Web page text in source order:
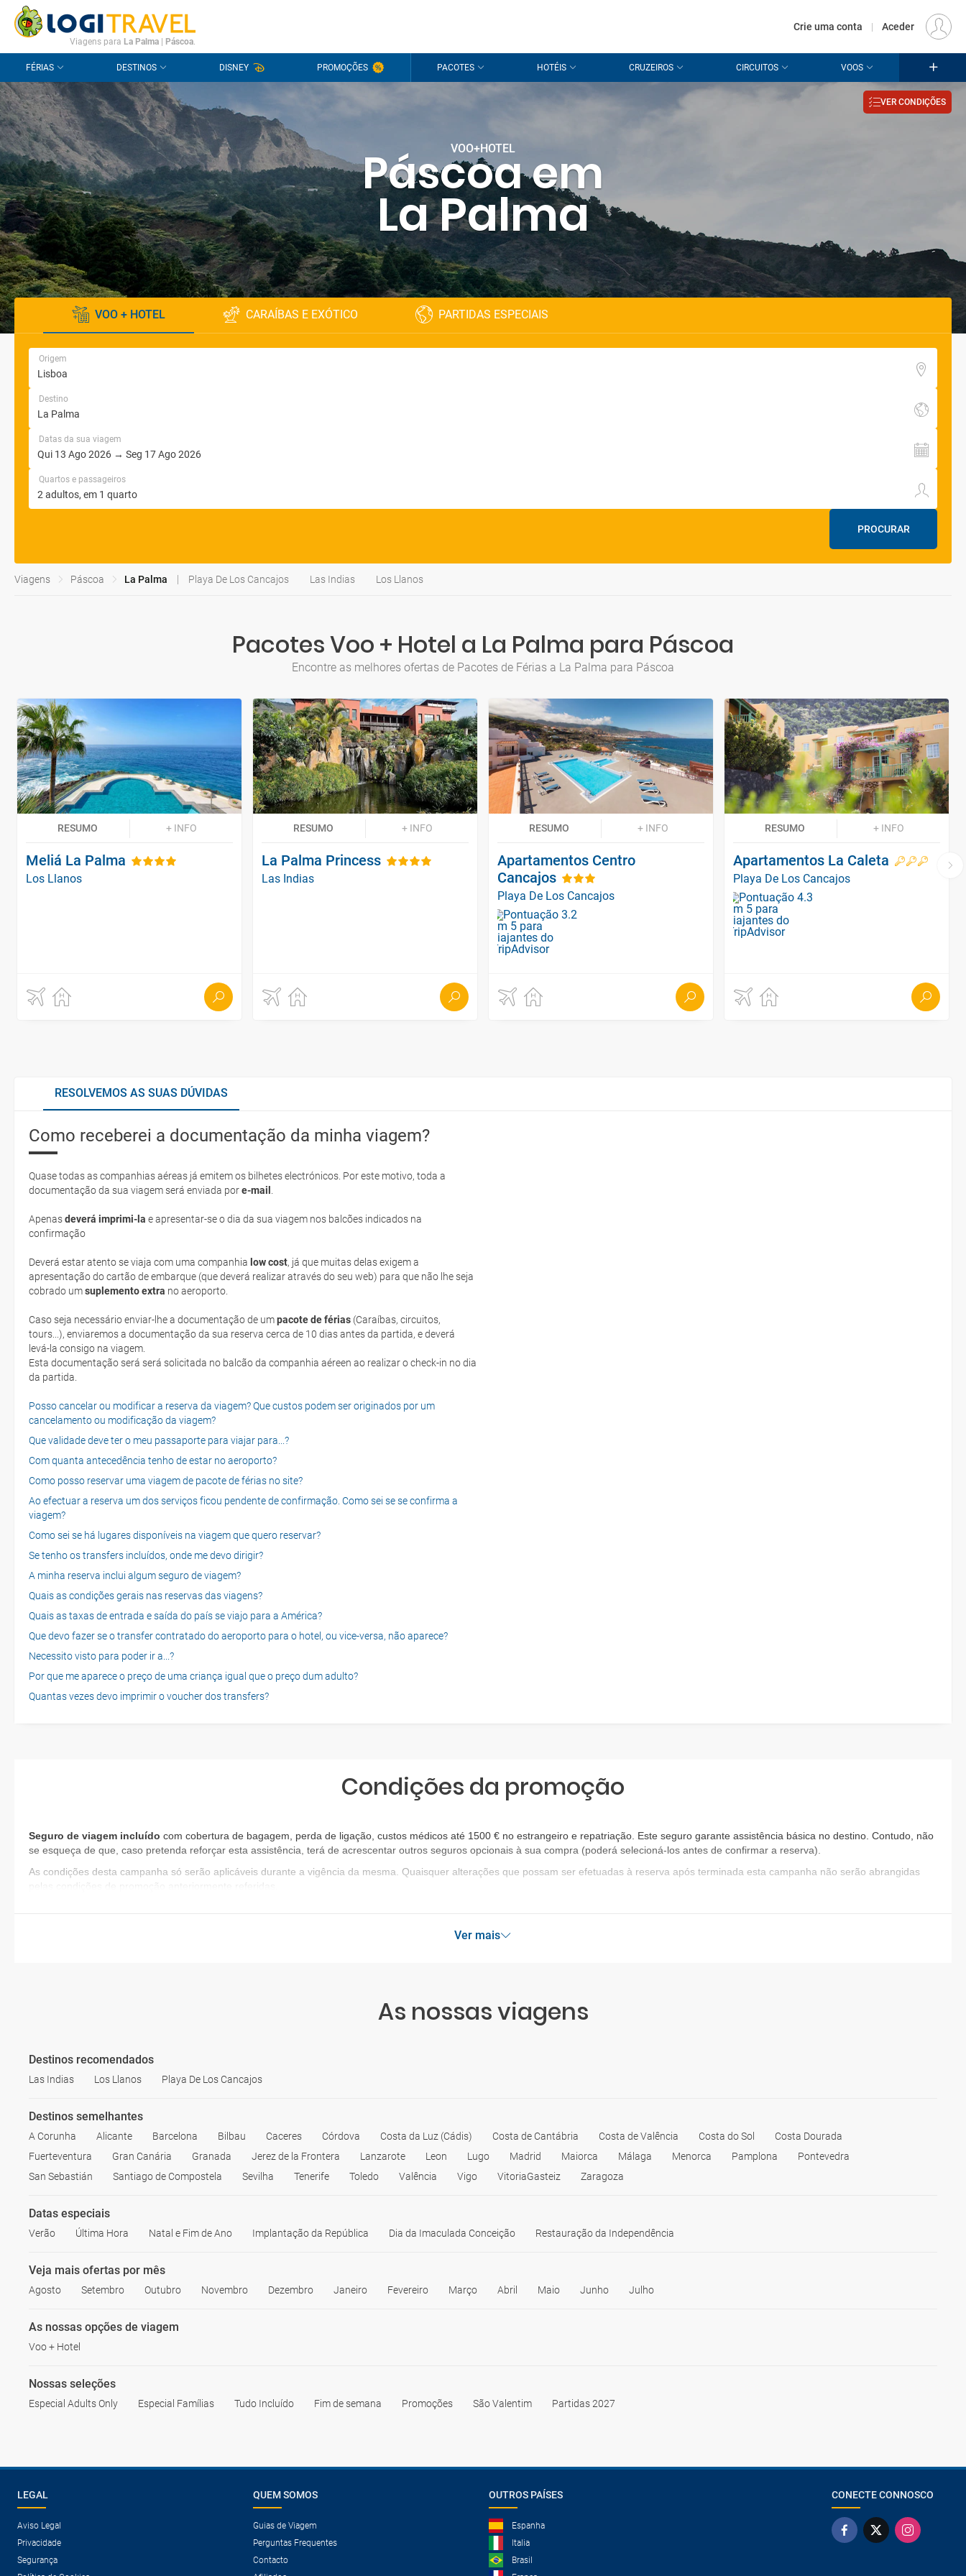
CONTACTO PERGUNTAS FREQUENTES EUR
Viagens para La Palma| Páscoa.
Crie uma conta | Aceder
FÉRIAS DESTINOS DISNEY PROMOÇÕES PACOTES HOTÉIS CRUZEIROS CIRCUITOS VOOS
VOO+HOTEL
Páscoa em
La Palma
VER CONDIÇÕES
VOO + HOTEL CARAÍBAS E EXÓTICO PARTIDAS ESPECIAIS
Origem
Destino
Datas da sua viagem
Quartos e passageiros
PROCURAR
Viagens Páscoa La Palma Playa De Los Cancajos Las Indias Los Llanos
Pacotes Voo + Hotel a La Palma para Páscoa
Encontre as melhores ofertas de Pacotes de Férias a La Palma para Páscoa
RESUMO + INFO
Meliá La Palma
Los Llanos
RESUMO + INFO
La Palma Princess
Las Indias
RESUMO + INFO
Apartamentos Centro
Cancajos
Playa De Los Cancajos
RESUMO + INFO
Apartamentos La Caleta
Playa De Los Cancajos
RESOLVEMOS AS SUAS DÚVIDAS
Como receberei a documentação da minha viagem?
Quase todas as companhias aéreas já emitem os bilhetes electrónicos. Por este motivo, toda a
documentação da sua viagem será enviada pore-mail
Apenasdeverá imprimi-la e apresentar-se o dia da sua viagem nos balcões indicados na
confirmação
Deverá estar atento se viaja com uma companhia low cost, já que muitas delas exigem a
apresentação do cartão de embarque (que deverá realizar através do seu web) para que não lhe seja
cobrado umsuplemento extra no aeroporto.
Caso seja necessário enviar-lhe a documentação de umpacote de férias (Caraíbas, circuitos,
tours...), enviaremos a documentação da sua reserva cerca de 10 dias antes da partida, e deverá
levá-la consigo na viagem.
Esta documentação será será solicitada no balcão da companhia aéreen ao realizar o check-in no dia
da partida.
Posso cancelar ou modificar a reserva da viagem? Que custos podem ser originados por um
cancelamento ou modificação da viagem?
Que validade deve ter o meu passaporte para viajar para...?
Com quanta antecedência tenho de estar no aeroporto?
Como posso reservar uma viagem de pacote de férias no site?
Ao efectuar a reserva um dos serviços ficou pendente de confirmação. Como sei se se confirma a
viagem?
Como sei se há lugares disponíveis na viagem que quero reservar?
Se tenho os transfers incluídos, onde me devo dirigir?
A minha reserva inclui algum seguro de viagem?
Quais as condições gerais nas reservas das viagens?
Quais as taxas de entrada e saída do país se viajo para a América?
Que devo fazer se o transfer contratado do aeroporto para o hotel, ou vice-versa, não aparece?
Necessito visto para poder ir a...?
Por que me aparece o preço de uma criança igual que o preço dum adulto?
Quantas vezes devo imprimir o voucher dos transfers?
Condições da promoção
Seguro de viagem incluído com cobertura de bagagem, perda de ligação, custos médicos até 1500 € no estrangeiro e repatriação. Este seguro garante assistência básica no destino. Contudo, não
se esqueça de que, caso pretenda reforçar esta assistência, terá de acrescentar outros seguros opcionais à sua compra (poderá selecioná-los antes de confirmar a reserva).
As condições desta campanha só serão aplicáveis durante a vigência da mesma. Quaisquer alterações que possam ser efetuadas à reserva após terminada esta campanha não serão abrangidas
pelas condições de promoção anteriormente referidas.
Ver mais
As nossas viagens
Destinos recomendados
Las Indias Los Llanos Playa De Los Cancajos
Destinos semelhantes
A Corunha Alicante Barcelona Bilbau Caceres Córdova Costa da Luz (Cádis) Costa de Cantábria Costa de Valência Costa do Sol
Costa Dourada
Fuerteventura
Gran Canária Granada Jerez de la Frontera Lanzarote Leon Lugo Madrid Maiorca Málaga Menorca Pamplona
Pontevedra
San Sebastián
Santiago de Compostela Sevilha Tenerife Toledo Valência Vigo VitoriaGasteiz Zaragoza
Datas especiais
Verão Última Hora Natal e Fim de Ano Implantação da República Dia da Imaculada Conceição Restauração da Independência
Veja mais ofertas por mês
Agosto Setembro Outubro Novembro Dezembro Janeiro Fevereiro Março Abril Maio Junho Julho
As nossas opções de viagem
Voo + Hotel
Nossas seleções
Especial Adults Only Especial Famílias Tudo Incluído Fim de semana Promoções São Valentim Partidas 2027
LEGAL
Aviso Legal
Privacidade
Segurança
QUEM SOMOS
Guias de Viagem
Perguntas Frequentes
Contacto
OUTROS PAÍSES
Espanha
Italia
Brasil
CONECTE CONNOSCO